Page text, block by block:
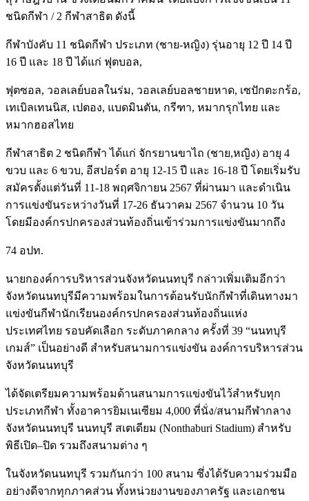
ชนิดกีฬา / 2 กีฬาสาธิต ดังนี้
กีฬาบังคับ 11 ชนิดกีฬา ประเภท (ชาย-หญิง) รุ่นอายุ 12 ปี 14 ปี
16 ปี และ 18 ปี ได้แก่ ฟุตบอล,
ฟุตซอล, วอลเลย์บอลในร่ม, วอลเลย์บอลชายหาด, เซปักตะกร้อ,
เทเบิลเทนนิส, เปตอง, แบดมินตัน, กรีฑา, หมากรุกไทย และ
หมากฮอสไทย
กีฬาสาธิต 2 ชนิดกีฬา ได้แก่ จักรยานขาไถ (ชาย,หญิง) อายุ 4
ขวบ และ 6 ขวบ, อีสปอร์ต อายุ 12-15 ปี และ 16-18 ปี โดยเริ่มรับ
สมัครตั้งแต่วันที่ 11-18 พฤศจิกายน 2567 ที่ผ่านมา และดำเนิน
การแข่งขันระหว่างวันที่ 17-26 ธันวาคม 2567 จำนวน 10 วัน
โดยมีองค์กรปกครองส่วนท้องถิ่นเข้าร่วมการแข่งขันมากถึง
74 อปท.
นายกองค์การบริหารส่วนจังหวัดนนทบุรี กล่าวเพิ่มเติมอีกว่า
จังหวัดนนทบุรีมีความพร้อมในการต้อนรับนักกีฬาที่เดินทางมา
แข่งขันกีฬานักเรียนองค์กรปกครองส่วนท้องถิ่นแห่ง
ประเทศไทย รอบคัดเลือก ระดับภาคกลาง ครั้งที่ 39 “นนทบุรี
เกมส์” เป็นอย่างดี สำหรับสนามการแข่งขัน องค์การบริหารส่วน
จังหวัดนนทบุรี
ได้จัดเตรียมความพร้อมด้านสนามการแข่งขันไว้สำหรับทุก
ประเภทกีฬา ทั้งอาคารยิมเนเซียม 4,000 ที่นั่ง/สนามกีฬากลาง
จังหวัดนนทบุรี นนทบุรี สเตเดียม (Nonthaburi Stadium) สำหรับ
พิธีเปิด–ปิด รวมถึงสนามต่าง ๆ
ในจังหวัดนนทบุรี รวมกันกว่า 100 สนาม ซึ่งได้รับความร่วมมือ
อย่างดีจากทุกภาคส่วน ทั้งหน่วยงานของภาครัฐ และเอกชน